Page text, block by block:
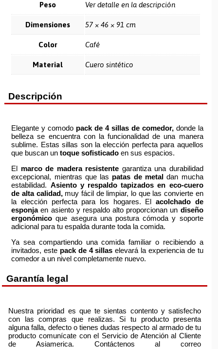
Peso Ver detalle en la descripción
Dimensiones 57 × 46 × 91 cm
Color Café
Material Cuero sintético
Descripción
Elegante y comodo pack de 4 sillas de comedor,donde la
belleza se encuentra con la funcionalidad de una manera
sublime. Estas sillas son la elección perfecta para aquellos
que buscan untoque sofisticado en sus espacios.
El marco de madera resistente garantiza una durabilidad
excepcional, mientras que las patas de metaldan mucha
estabilidad. Asiento y respaldo tapizados en eco-cuero
de alta calidad,muy fácil de limpiar, lo que las convierte en
la elección perfecta para los hogares. El acolchado de
esponjaen asiento y respaldo alto proporcionan un diseño
ergonómico que asegura una postura cómoda y soporte
adicional para tu espalda durante toda la comida.
Ya sea compartiendo una comida familiar o recibiendo a
invitados, este pack de 4 sillas elevará la experiencia de tu
comedor a un nivel completamente nuevo.
Garantía legal
Nuestra prioridad es que te sientas contento y satisfecho
con las compras que realizas. Si tu producto presenta
alguna falla, defecto o tienes dudas respecto al armado de tu
producto comunícate con el Servicio de Atención al Cliente
de Asiamerica. Contáctenos al correo